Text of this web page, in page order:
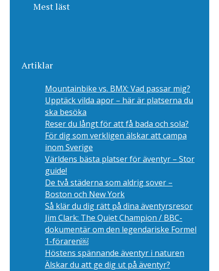
Mest läst
Artiklar
Mountainbike vs. BMX: Vad passar mig?
Upptäck vilda apor – här är platserna du
ska besöka
Reser du långt för att få bada och sola?
För dig som verkligen älskar att campa
inom Sverige
Världens bästa platser för äventyr – Stor
guide!
De två städerna som aldrig sover –
Boston och New York
Så klär du dig rätt på dina äventyrsresor
Jim Clark: The Quiet Champion / BBC-
dokumentär om den legendariske Formel
1-föraren￼
Höstens spännande äventyr i naturen
Älskar du att ge dig ut på äventyr?